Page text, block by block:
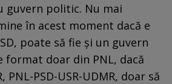
guvern politic. Nu mai
în acest moment dacă e
poate să fie și un guvern
format doar din PNL, dacă
PNL-PSD-USR-UDMR, doar să